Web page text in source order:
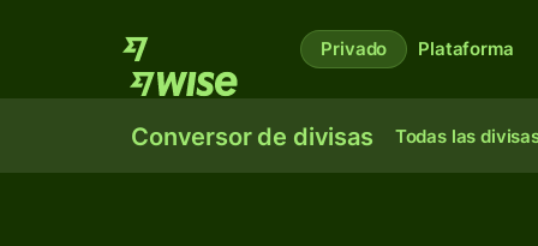
Privado Plataforma
Conversor de divisas Todas las